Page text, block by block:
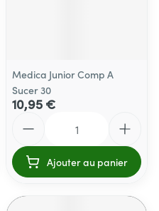
Medica Junior Comp A
Sucer 30
10,95 €
Ajouter au panier